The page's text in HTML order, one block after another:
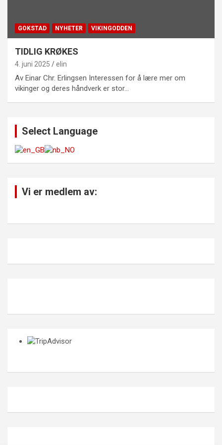
GOKSTAD NYHETER VIKINGODDEN
TIDLIG KRØKES
4. juni 2025 elin
Av Einar Chr. Erlingsen Interessen for å lære mer om
vikinger og deres håndverk er stor…
Select Language
Vi er medlem av: